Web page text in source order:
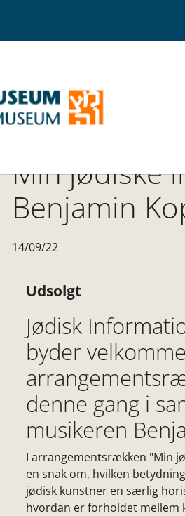
Min jødiske
Benjamin
14/09/22
Udsolgt
Jødisk
byder
denne gang i
musikeren
I arrangementsrækken "Min
en snak om, hvilken
jødisk kunstner en særlig
hvordan er forholdet mellem